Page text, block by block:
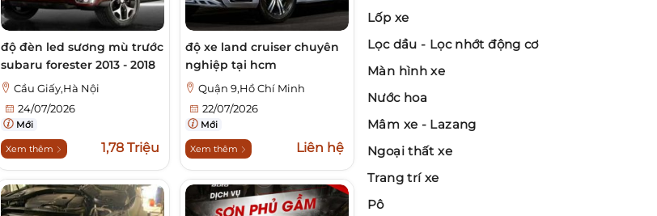
độ đèn led sương mù trước
subaru forester 2013 - 2018
Cầu Giấy,Hà Nội
24/07/2026
Mới
Xem thêm 1,78 Triệu
độ xe land cruiser chuyên
nghiệp tại hcm
Quận 9,Hồ Chí Minh
22/07/2026
Mới
Xem thêm Liên hệ
Lốp xe
Lọc dầu - Lọc nhớt động cơ
Màn hình xe
Nước hoa
Mâm xe - Lazang
Ngoại thất xe
Trang trí xe
Pô